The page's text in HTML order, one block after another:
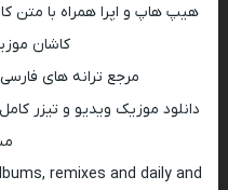
کاشان
مرجع ترانه های
دانلود موزیک ویدیو و تیزر
remixes and daily and